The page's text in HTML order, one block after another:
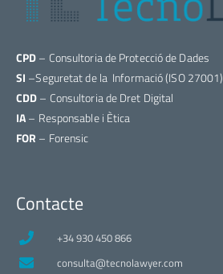
CPD– Consultoria de Protecció de Dades
SI –Seguretat de la Informació (ISO 27001)
CDD– Consultoria de Dret Digital
IA– Responsable i Ètica
FOR – Forensic
Contacte
+34 930 450 866
consulta@tecnolawyer.com